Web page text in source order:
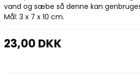
vand og sæbe så denne kan
Mål: 3 x 7 x 10 cm.
23,00 DKK